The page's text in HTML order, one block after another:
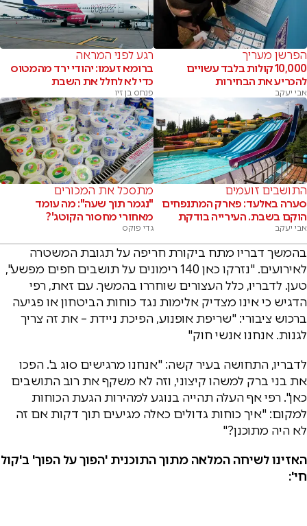
הפרשן מעריך
10,000 קולות בלבד עשויים
להכריע את הבחירות
אבי יעקב
רגע לפני המראה
ברומא זעמו: יהודי ירד מהמטוס
כדי לא לחלל את השבת
פנחס בן זיו
התושבים זועמים
סערה באלעד: פארק המתנפחים
הוקם בשבת. העירייה בודקת
אבי יעקב
מתסכל את המכורים
"נגמר תוך שעה": מה עומד
מאחורי מחסור הקוטג'?
גדי פוקס
בהמשך דבריו מתח ביקורת חריפה על תגובת המשטרה
לאירועים. "נזרקו כאן 140 רימונים על תושבים חפים מפשע",
טען. לדבריו, כלל העצורים שוחררו בהמשך. עם זאת, רפי
הדגיש כי אינו מצדיק אלימות נגד כוחות הביטחון או פגיעה
ברכוש ציבורי: "שריפת אופנוע, הפיכת ניידת – את זה צריך
לגנות. אנחנו אנשי חוק"
לדבריו, התחושה בעיר קשה: "אנחנו מרגישים סוג ב'. הפכו
את בני ברק למשהו קיצוני, וזה לא משקף את רוב התושבים
כאן". רפי אף העלה תהייה בנוגע למהירות הגעת הכוחות
למקום: "איך כוחות גדולים כאלה מגיעים תוך דקות אם זה
לא היה מתוכנן?"
האזינו לשיחה המלאה מתוך התוכנית 'הפוך על הפוך' ב'קול
חי':